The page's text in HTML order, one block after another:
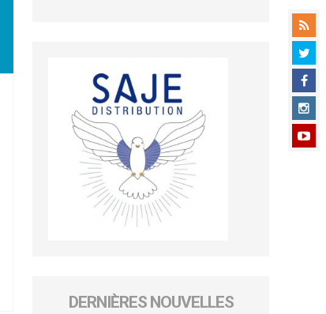
DERNIÈRES NOUVELLES